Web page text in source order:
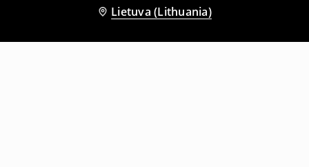
Lietuva (Lithuania)